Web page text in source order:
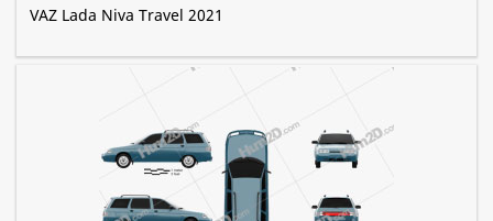
VAZ Lada Niva Travel 2021